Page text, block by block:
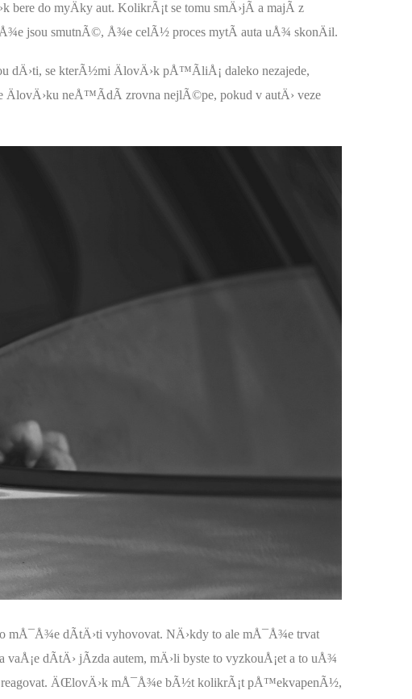
bere do myÄky aut. KolikrÃ¡t se tomu smÄ›jÃ­ a majÃ­ z
jsou smutnÃ©, Å¾e celÃ½ proces mytÃ­ auta uÅ¾ skonÄil.
dÄ›ti, se kterÃ½mi ÄlovÄ›k pÅ™Ã­liÅ¡ daleko nezajede,
neÅ™Ã­dÃ­ zrovna nejlÃ©pe, pokud v autÄ› veze
dÃ­tÄ›ti vyhovovat. NÄ›kdy to ale mÅ¯Å¾e trvat
dÃ­tÄ› jÃ­zda autem, mÄ›li byste to vyzkouÅ¡et a to uÅ¾
reagovat. ÄŒlovÄ›k mÅ¯Å¾e bÃ½t kolikrÃ¡t pÅ™ekvapenÃ½,